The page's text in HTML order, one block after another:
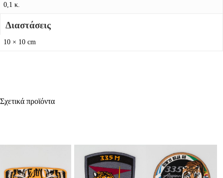
0,1 κ.
Διαστάσεις
10 × 10 cm
Σχετικά προϊόντα